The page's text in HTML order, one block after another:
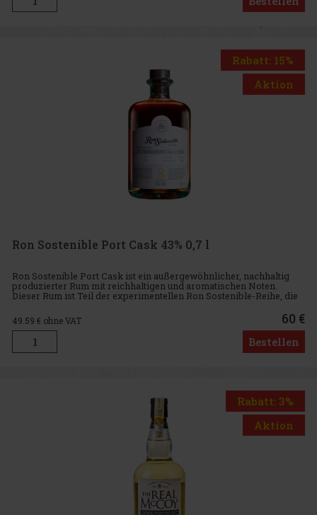
Rabatt: 15%
Aktion
Ron Sostenible Port Cask 43% 0,7 l
Ron Sostenible Port Cask ist ein außergewöhnlicher, nachhaltig
produzierter Rum mit reichhaltigen und aromatischen Noten.
Dieser Rum ist Teil der experimentellen Ron Sostenible-Reihe, die
traditionelle Handwerkskunst mit modernen, umweltfreundlichen
49.59 € ohne VAT 60 €
Bestellen
Rabatt: 3%
Aktion